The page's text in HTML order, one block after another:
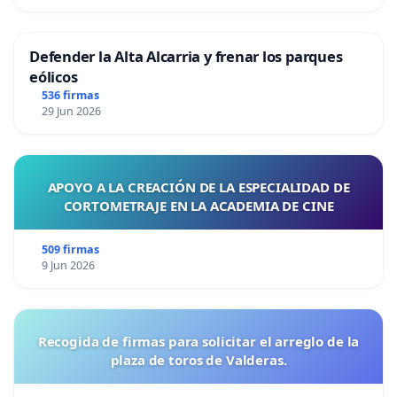
Defender la Alta Alcarria y frenar los parques
eólicos
536 firmas
29 Jun 2026
APOYO A LA CREACIÓN DE LA ESPECIALIDAD DE
CORTOMETRAJE EN LA ACADEMIA DE CINE
509 firmas
9 Jun 2026
Recogida de firmas para solicitar el arreglo de la
plaza de toros de Valderas.